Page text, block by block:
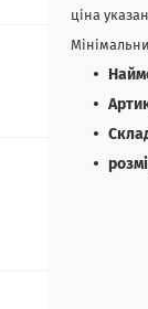
ціна